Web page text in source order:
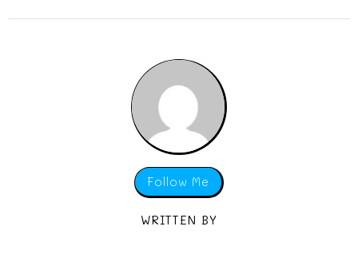
Follow Me
WRITTEN BY